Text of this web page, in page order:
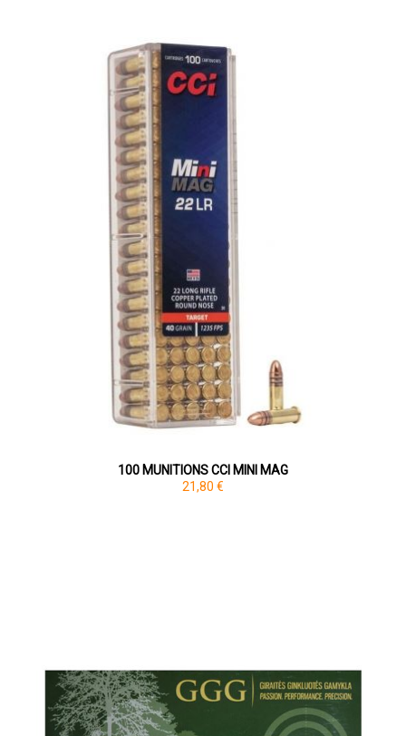
100 MUNITIONS CCI MINI MAG
21,80 €